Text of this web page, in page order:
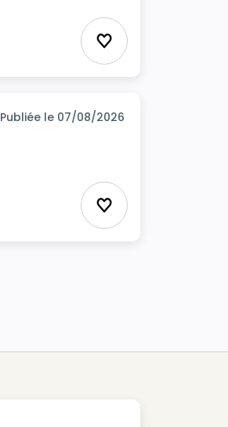
Ajouter aux
Publiée le 07/08/2026
Ajouter aux